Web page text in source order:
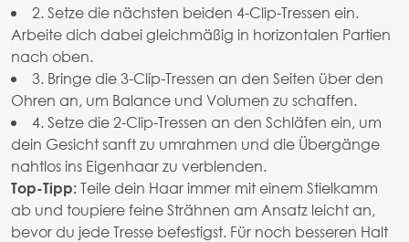
2. Setze die nächsten beiden 4-Clip-Tressen ein.
Arbeite dich dabei gleichmäßig in horizontalen Partien
nach oben.
3. Bringe die 3-Clip-Tressen an den Seiten über den
Ohren an, um Balance und Volumen zu schaffen.
4. Setze die 2-Clip-Tressen an den Schläfen ein, um
dein Gesicht sanft zu umrahmen und die Übergänge
nahtlos ins Eigenhaar zu verblenden.
Top-Tipp: Teile dein Haar immer mit einem Stielkamm
ab und toupiere feine Strähnen am Ansatz leicht an,
bevor du jede Tresse befestigst. Für noch besseren Halt